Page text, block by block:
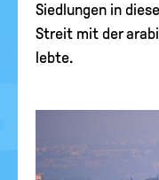
Siedlungen in
Streit mit der
lebte.